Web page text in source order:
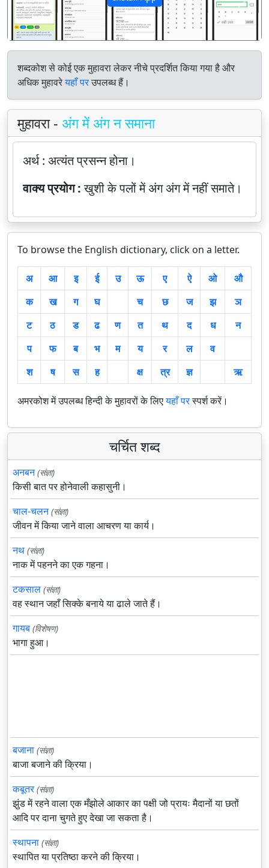
पिछला अगला
शब्दकोश से कोई एक मुहावरा लेकर नीचे प्रदर्शित किया गया है और
अधिक मुहावरेयहाँ परउपलब्ध हैं।
मुहावरा - अंग में अंग न समाना
अर्थ : अत्यंत प्रसन्न होना।
वाक्य प्रयोग :खुशी के पलों में अंग अंग में नहीं समाते।
To browse the English dictionary, click on a letter.
अ आ इ ई उ ऊ ए ऐ ओ
औ
क
ख ग घ च छ ज झ
ञ
ट
ठ ड ढ ण त थ द ध
न
प
फ ब भ म य र ल
व
श
ष स ह क्ष त्र ज्ञ ऋ
अमरकोश में उपलब्ध हिन्दी के मुहावरों के लिएयहाँ परस्पर्श करें।
चर्चित शब्द
अनबन (संज्ञा)
किसी बात पर होनेवाली कहासुनी।
चाल-चलन (संज्ञा)
जीवन में किया जाने वाला आचरण या कार्य।
नथ (संज्ञा)
नाक में पहनने का एक गहना।
टकसाल (संज्ञा)
वह स्थान जहाँ सिक्के बनाये या ढाले जाते हैं।
गायब (विशेषण)
भागा हुआ।
बजाना (संज्ञा)
बाजा बजाने की क्रिया।
कबूतर (संज्ञा)
झुंड में रहने वाला एक मँझोले आकार का पक्षी जो प्रायः मैदानों या छतों
आदि पर दाना चुगते हुए देखा जा सकता है।
स्थापना (संज्ञा)
स्थापित या प्रतिष्ठा करने की क्रिया।